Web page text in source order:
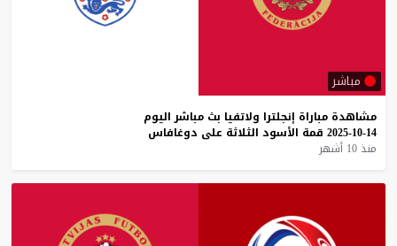
مباشر
مشاهدة مباراة إنجلترا ولاتفيا بث مباشر اليوم
14-10-2025
قمة الأسود الثلاثة على دوغافاس
منذ 10 أشهر